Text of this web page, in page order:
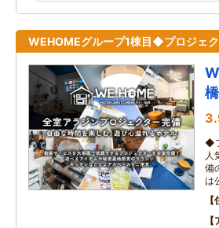
WEHOMEグループ1棟目◆プロジェ
橋
◆
人
備
は